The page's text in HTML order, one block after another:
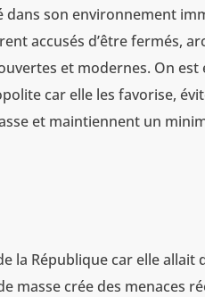
dans son environnement
accusés d’être fermés,
et modernes. On est
car elle les favorise,
et maintiennent un
la République car elle
masse crée des menaces